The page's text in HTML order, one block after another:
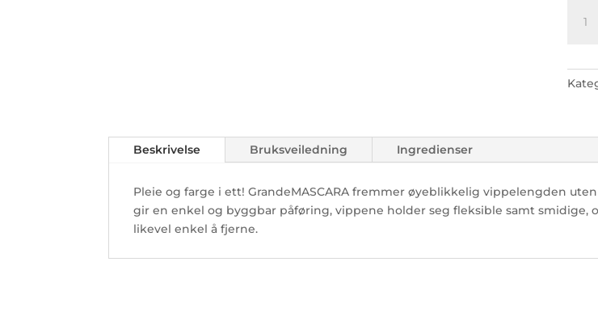
Black
Beskrivelse Bruksveiledning Ingredienser
Pleie og farge i ett! GrandeMASCARA fremmer øyeblikkelig vippelengden
gir en enkel og byggbar påføring, vippene holder seg fleksible samt
likevel enkel å fjerne.